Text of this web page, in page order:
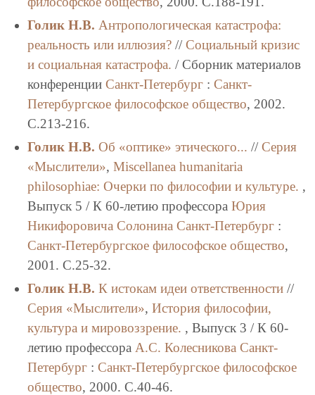
Голик Н.В. Антропологическая катастрофа:
реальность или иллюзия?// Социальный кризис
и социальная катастрофа. / Сборник материалов
конференции Санкт-Петербург: Санкт-
Петербургское философское общество, 2002.
C.213-216.
Голик Н.В. Об «оптике» этического... // Серия
«Мыслители», Miscellanea humanitaria
philosоphiae: Очерки по философии и культуре. ,
Выпуск 5 / К 60-летию профессора Юрия
Никифоровича Солонина Санкт-Петербург:
Санкт-Петербургское философское общество,
2001. C.25-32.
Голик Н.В. К истокам идеи ответственности//
Серия «Мыслители», История философии,
культура и мировоззрение. , Выпуск 3 / К 60-
летию профессора А.С. Колесникова Санкт-
Петербург: Санкт-Петербургское философское
общество, 2000. C.40-46.